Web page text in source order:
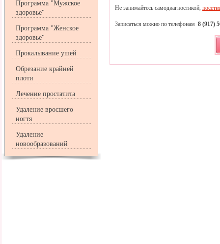
Программа "Мужское
здоровье"
Программа "Женское
здоровье"
Прокалывание ушей
Обрезание крайней
плоти
Лечение простатита
Удаление вросшего
ногтя
Удаление
новообразований
Не занимайтесь самодиагностикой,
Записаться можно по телефонам 8 (917)